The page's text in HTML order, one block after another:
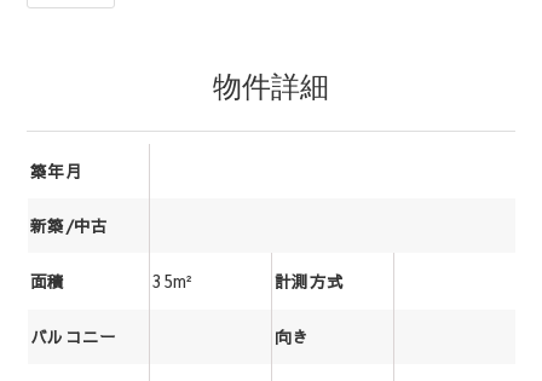
物件詳細
築年月
新築/中古
面積 35m² 計測方式
バルコニー 向き